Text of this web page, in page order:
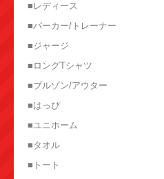
■レディース
■パーカー/トレーナー
■ジャージ
■ロングTシャツ
■ブルゾン/アウター
■はっぴ
■ユニホーム
■タオル
■トート